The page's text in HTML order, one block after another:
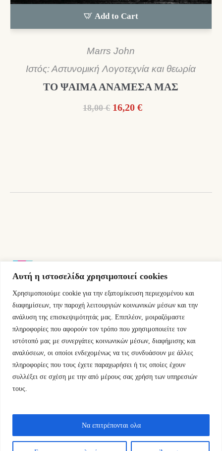
Αυτή η ιστοσελίδα χρησιμοποιεί cookies
Χρησιμοποιούμε cookie για την εξατομίκευση περιεχομένου και
διαφημίσεων, την παροχή λειτουργιών κοινωνικών μέσων και την
ανάλυση της επισκεψιμότητάς μας. Επιπλέον, μοιραζόμαστε
πληροφορίες που αφορούν τον τρόπο που χρησιμοποιείτε τον
ιστότοπό μας με συνεργάτες κοινωνικών μέσων, διαφήμισης και
αναλύσεων, οι οποίοι ενδεχομένως να τις συνδυάσουν με άλλες
πληροφορίες που τους έχετε παραχωρήσει ή τις οποίες έχουν
συλλέξει σε σχέση με την από μέρους σας χρήση των υπηρεσιών
τους.
Να επιτρέπονται ολα
Add to Cart
Marrs John
Ιστός: Αστυνομική Λογοτεχνία και θεωρία
ΤΟ ΨΑΙΜΑ ΑΝΑΜΕΣΑ ΜΑΣ
18,00 € Original
16,20 €Η
Εμμ.Μπενάκη 76 10681 Αθήνα Ελλάδα.
+30.2110084023
info@kyfantabooks.gr
Βρείτε μας